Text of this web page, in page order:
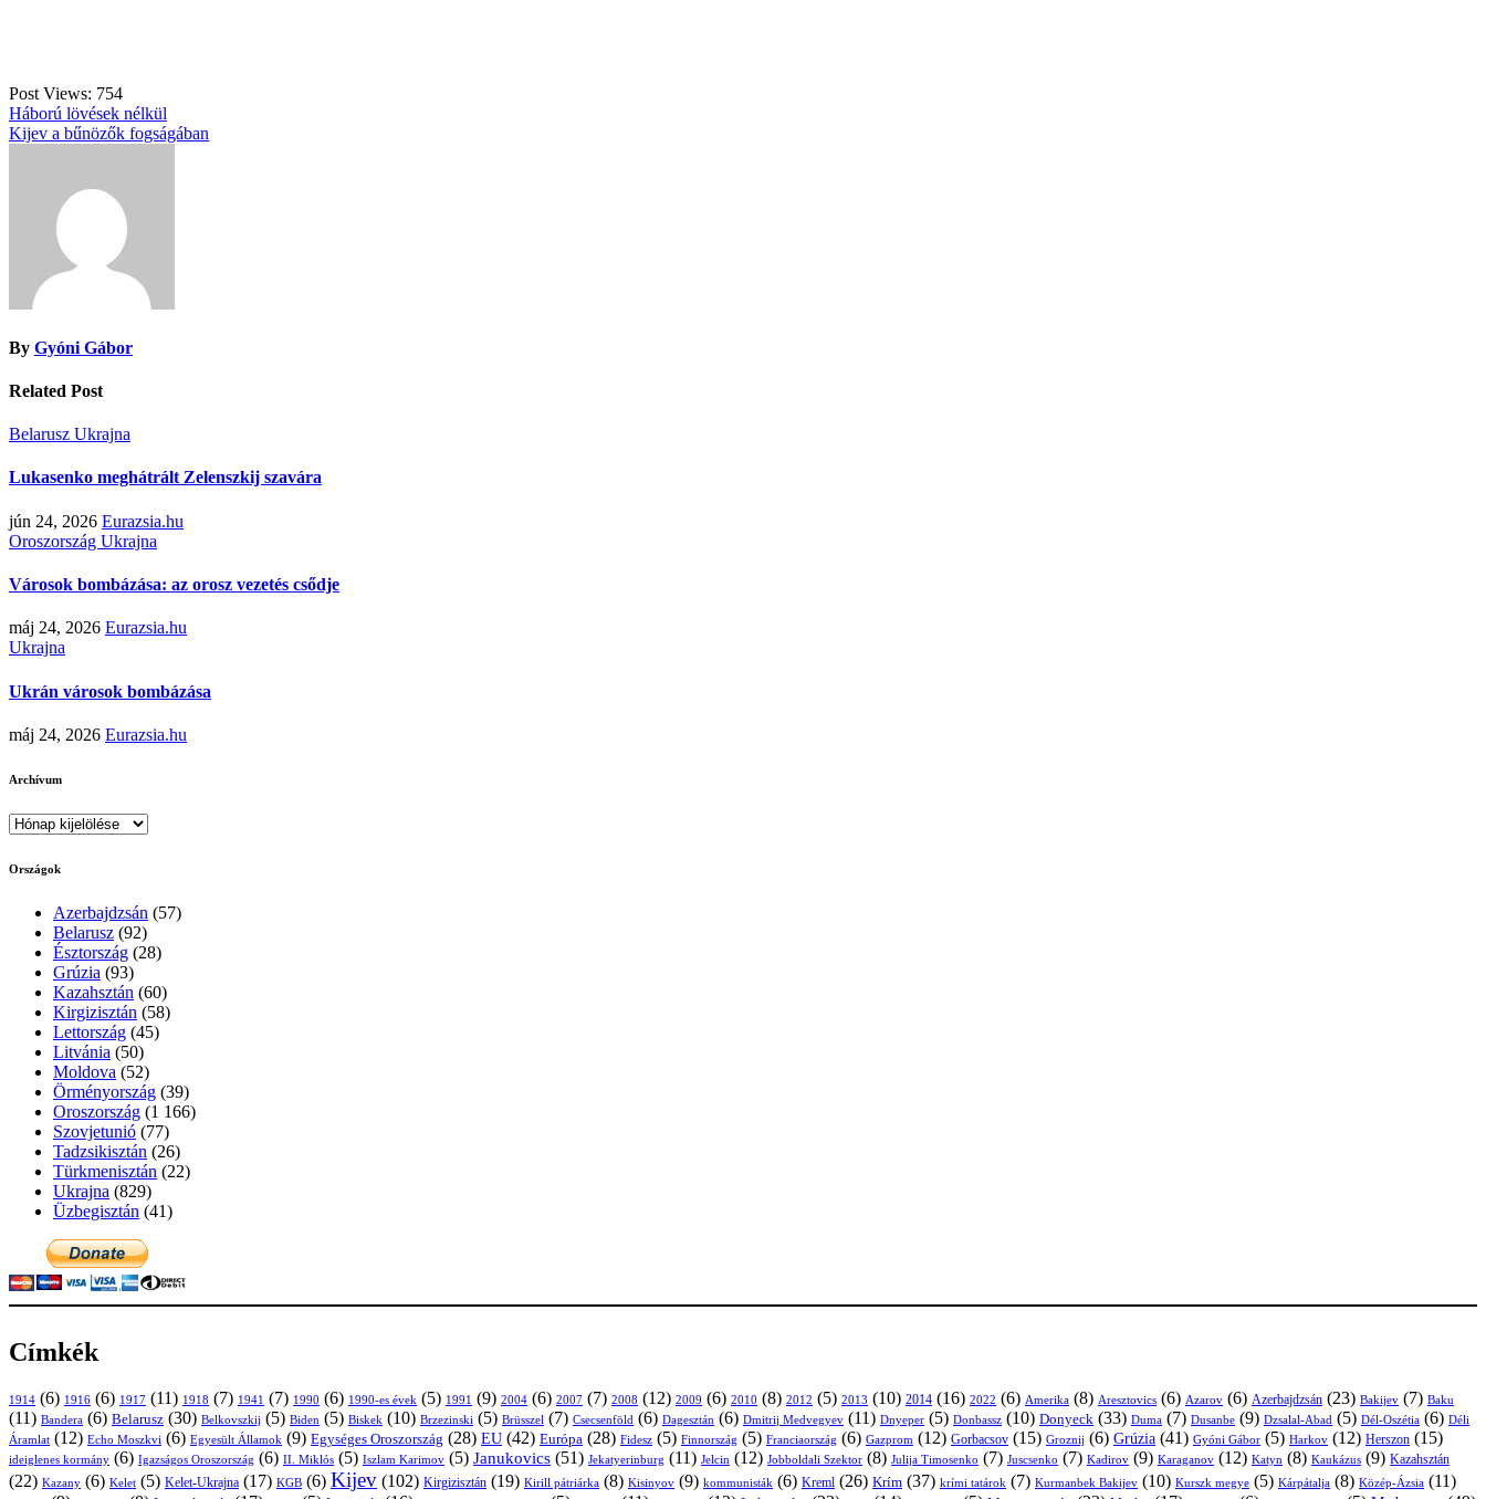
Post Views: 754
Bejegyzés
navigáció
Háború lövések nélkül
Kijev a bűnözők fogságában
By Gyóni Gábor
Related Post
Belarusz Ukrajna
Lukasenko meghátrált Zelenszkij szavára
jún 24, 2026 Eurazsia.hu
Oroszország Ukrajna
Városok bombázása: az orosz vezetés csődje
máj 24, 2026 Eurazsia.hu
Ukrajna
Ukrán városok bombázása
máj 24, 2026 Eurazsia.hu
Archívum
Archívum
Országok
Azerbajdzsán (57)
Belarusz (92)
Észtország (28)
Grúzia (93)
Kazahsztán (60)
Kirgizisztán (58)
Lettország (45)
Litvánia (50)
Moldova (52)
Örményország (39)
Oroszország (1 166)
Szovjetunió (77)
Tadzsikisztán (26)
Türkmenisztán (22)
Ukrajna (829)
Üzbegisztán (41)
Címkék
1914 (6) 1916 (6) 1917 (11) 1918 (7) 1941 (7) 1990 (6) 1990-es évek (5) 1991 (9) 2004 (6) 2007 (7) 2008 (12) 2009 (6) 2010 (8) 2012 (5) 2013 (10) 2014 (16) 2022 (6) Amerika (8) Aresztovics (6) Azarov (6) Azerbajdzsán (23) Bakijev (7) Baku
(11) Bandera (6) Belarusz (30) Belkovszkij (5) Biden (5) Biskek (10) Brzezinski (5) Brüsszel (7) Csecsenföld (6) Dagesztán (6) Dmitrij Medvegyev (11) Dnyeper (5) Donbassz (10) Donyeck (33) Duma (7) Dusanbe (9) Dzsalal-Abad (5) Dél-Oszétia (6) Déli
Áramlat (12) Echo Moszkvi (6) Egyesült Államok (9) Egységes Oroszország (28) EU (42) Európa (28) Fidesz (5) Finnország (5) Franciaország (6) Gazprom (12) Gorbacsov (15) Groznij (6) Grúzia (41) Gyóni Gábor (5) Harkov (12) Herszon (15)
ideiglenes kormány (6) Igazságos Oroszország (6) II. Miklós (5) Iszlam Karimov (5) Janukovics (51) Jekatyerinburg (11) Jelcin (12) Jobboldali Szektor (8) Julija Timosenko (7) Juscsenko (7) Kadirov (9) Karaganov (12) Katyn (8) Kaukázus (9) Kazahsztán
(22) Kazany (6) Kelet (5) Kelet-Ukrajna (17) KGB (6) Kijev (102) Kirgizisztán (19) Kirill pátriárka (8) Kisinyov (9) kommunisták (6) Kreml (26) Krím (37) krími tatárok (7) Kurmanbek Bakijev (10) Kurszk megye (5) Kárpátalja (8) Közép-Ázsia (11)